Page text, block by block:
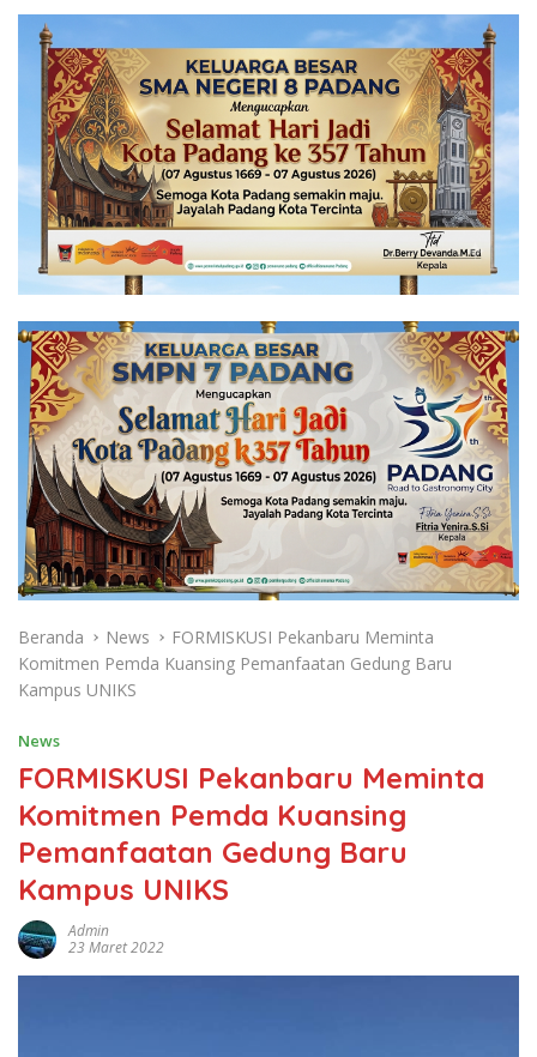
Beranda News
FORMISKUSI Pekanbaru Meminta
Komitmen Pemda Kuansing Pemanfaatan Gedung Baru
Kampus UNIKS
News
FORMISKUSI Pekanbaru Meminta
Komitmen Pemda Kuansing
Pemanfaatan Gedung Baru
Kampus UNIKS
Admin
23 Maret 2022